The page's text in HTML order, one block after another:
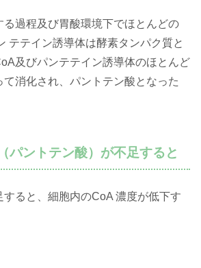
る過程及び胃酸環境下でほとんどの
テテイン誘導体は酵素タンパク質と
及びパンテテイン誘導体のほとんど
消化され、パントテン酸となった
パントテン酸）が不足すると
ると、細胞内のCoA 濃度が低下す